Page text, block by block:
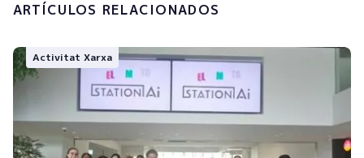
ARTÍCULOS RELACIONADOS
Activitat Xarxa